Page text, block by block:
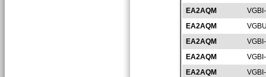
EA2AQM
EA2AQM
EA2AQM
EA2AQM
EA2AQM